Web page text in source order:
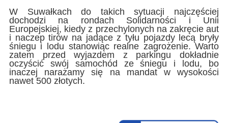
W Suwałkach do takich sytuacji najczęściej
dochodzi na rondach Solidarności i Unii
Europejskiej, kiedy z przechylonych na zakręcie aut
i naczep tirów na jadące z tyłu pojazdy lecą bryły
śniegu i lodu stanowiąc realne zagrożenie. Warto
zatem przed wyjazdem z parkingu dokładnie
oczyścić swój samochód ze śniegu i lodu, bo
inaczej narażamy się na mandat w wysokości
nawet 500 złotych.